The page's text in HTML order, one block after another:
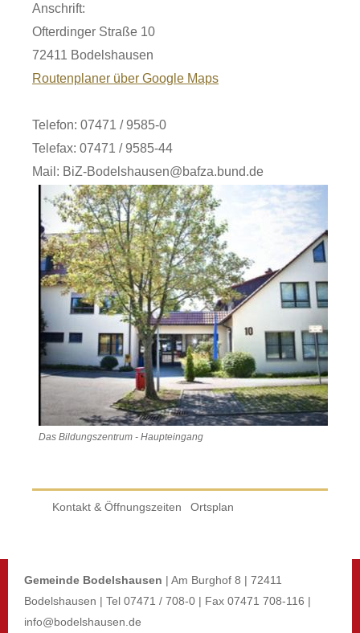
Anschrift:
Ofterdinger Straße 10
72411 Bodelshausen
Routenplaner über Google Maps
Telefon: 07471 / 9585-0
Telefax: 07471 / 9585-44
Mail: BiZ-Bodelshausen@bafza.bund.de
Das Bildungszentrum - Haupteingang
Kontakt & Öffnungszeiten Ortsplan
Gemeinde Bodelshausen | Am Burghof 8 | 72411
Bodelshausen | Tel 07471 / 708-0 | Fax 07471 708-116 |
info@bodelshausen.de